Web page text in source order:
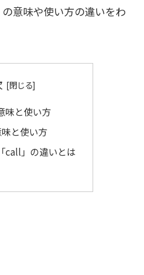
意味や使い方の違いをわ
味と使い方
味と使い方
call」の違いとは